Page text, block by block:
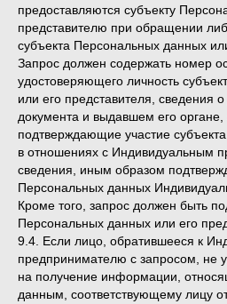
предоставляются субъекту
представителю при обращении
субъекта Персональных данных
Запрос должен содержать номер
удостоверяющего личность
или его представителя, сведения
документа и выдавшем его органе,
подтверждающие участие
в отношениях с Индивидуальным
сведения, иным образом
Персональных данных
Кроме того, запрос должен быть
Персональных данных или его
9.4. Если лицо, обратившееся к
предпринимателю с запросом, не
на получение информации,
данным, соответствующему лицу